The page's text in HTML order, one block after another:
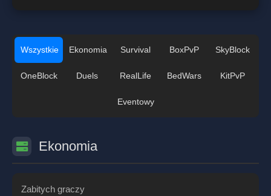
Wszystkie Ekonomia Survival BoxPvP SkyBlock
OneBlock Duels RealLife BedWars KitPvP
Eventowy
Ekonomia
Zabitych graczy